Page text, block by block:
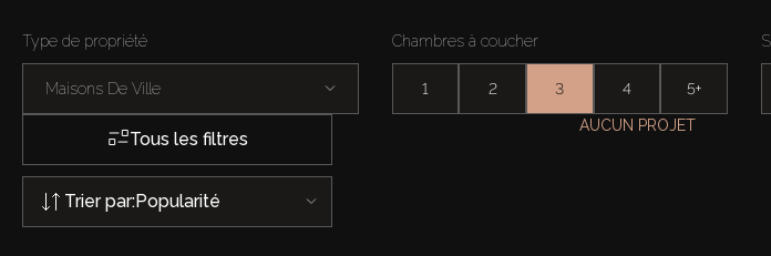
Type de propriété
Maisons De Ville
Chambres à coucher
1 2 3 4 5+
Tous les filtres
AUCUN PROJET
Trier par:Popularité